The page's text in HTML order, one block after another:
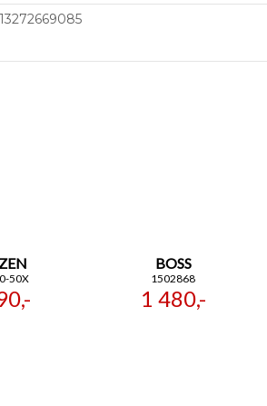
50X
BOSS
1502868
1 480,-